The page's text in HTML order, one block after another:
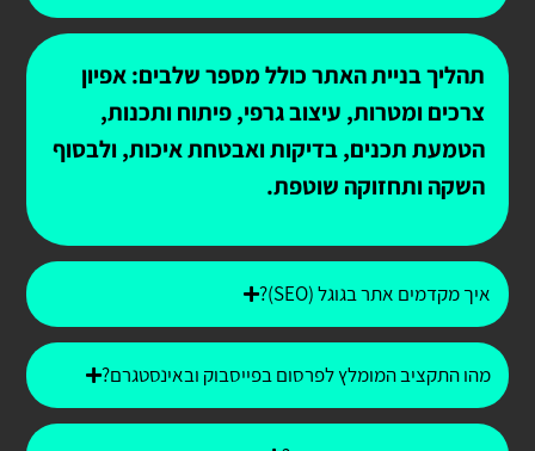
תהליך בניית האתר כולל מספר שלבים: אפיון
צרכים ומטרות, עיצוב גרפי, פיתוח ותכנות,
הטמעת תכנים, בדיקות ואבטחת איכות, ולבסוף
השקה ותחזוקה שוטפת.
איך מקדמים אתר בגוגל (SEO)?
מהו התקציב המומלץ לפרסום בפייסבוק ובאינסטגרם?